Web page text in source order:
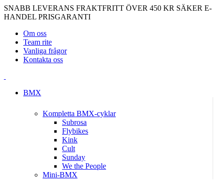
SNABB LEVERANS FRAKTFRITT ÖVER 450 KR SÄKER E-
HANDEL PRISGARANTI
Om oss
Team rite
Vanliga frågor
Kontakta oss
BMX
Kompletta BMX-cyklar
Subrosa
Flybikes
Kink
Cult
Sunday
We the People
Mini-BMX